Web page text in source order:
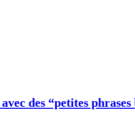
des “petites phrases